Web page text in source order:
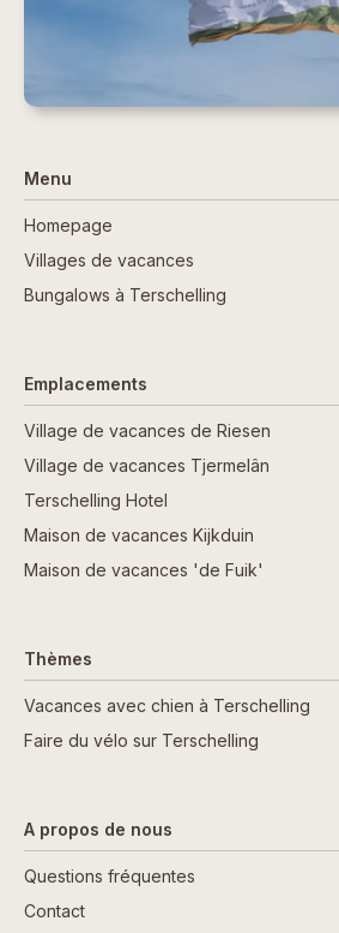
Menu
Homepage
Villages de vacances
Bungalows à Terschelling
Emplacements
Village de vacances de Riesen
Village de vacances Tjermelân
Terschelling Hotel
Maison de vacances Kijkduin
Maison de vacances 'de Fuik'
Thèmes
Vacances avec chien à Terschelling
Faire du vélo sur Terschelling
A propos de nous
Questions fréquentes
Contact